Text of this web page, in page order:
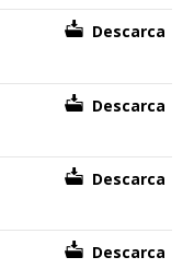
Descarca
Descarca
Descarca
Descarca